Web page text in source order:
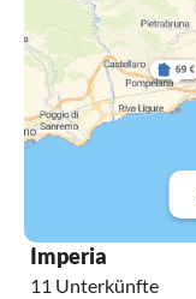
Imperia
11 Unterkünfte